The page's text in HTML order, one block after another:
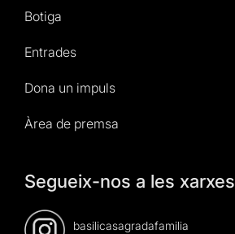
Botiga
Entrades
Dona un impuls
Àrea de premsa
Segueix-nos a les xarxes
basilicasagradafamilia